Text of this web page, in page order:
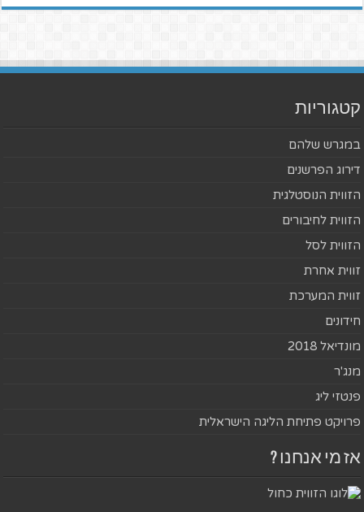
קטגוריות
במגרש שלהם
דירוג הפרשנים
הזווית הנוסטלגית
הזווית לחיבורים
הזווית לסל
זווית אחרת
זווית המערכת
חידונים
מונדיאל 2018
מנג'ר
פנטזי ליג
פרויקט פתיחת הליגה הישראלית
אז מי אנחנו ?